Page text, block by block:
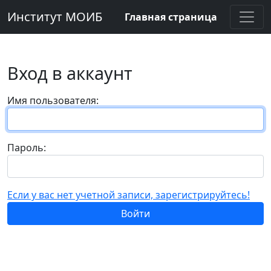
Институт МОИБ Главная страница
Вход в аккаунт
Имя пользователя:
Пароль:
Если у вас нет учетной записи, зарегистрируйтесь!
Войти